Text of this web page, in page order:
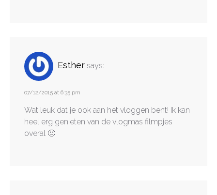
Esther says:
07/12/2015 at 6:35 pm
Wat leuk dat je ook aan het vloggen bent! Ik kan
heel erg genieten van de vlogmas filmpjes
overal 🙂